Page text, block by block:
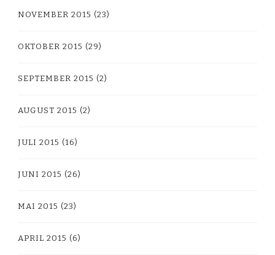
NOVEMBER 2015 (23)
OKTOBER 2015 (29)
SEPTEMBER 2015 (2)
AUGUST 2015 (2)
JULI 2015 (16)
JUNI 2015 (26)
MAI 2015 (23)
APRIL 2015 (6)